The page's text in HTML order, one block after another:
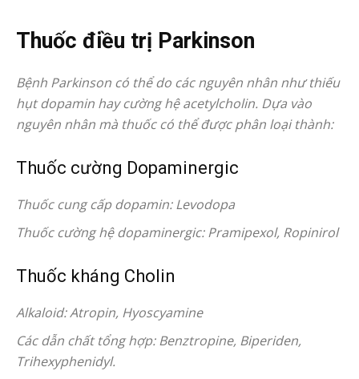
Thuốc điều trị Parkinson
Bệnh Parkinson có thể do các nguyên nhân như thiếu
hụt dopamin hay cường hệ acetylcholin. Dựa vào
nguyên nhân mà thuốc có thể được phân loại thành:
Thuốc cường Dopaminergic
Thuốc cung cấp dopamin: Levodopa
Thuốc cường hệ dopaminergic: Pramipexol, Ropinirol
Thuốc kháng Cholin
Alkaloid: Atropin, Hyoscyamine
Các dẫn chất tổng hợp: Benztropine, Biperiden,
Trihexyphenidyl.